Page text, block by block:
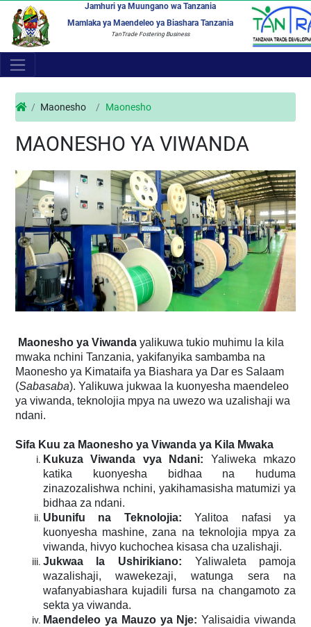
Jamhuri ya Muungano wa Tanzania
Mamlaka ya Maendeleo ya Biashara Tanzania
TanTrade Fostering Business
Maonesho Maonesho
MAONESHO YA VIWANDA
Maonesho ya Viwandayalikuwa tukio muhimu la kila
mwaka nchini Tanzania, yakifanyika sambamba na
Maonesho ya Kimataifa ya Biashara ya Dar es Salaam
(Sabasaba). Yalikuwa jukwaa la kuonyesha maendeleo
ya viwanda, teknolojia mpya na uwezo wa uzalishaji wa
ndani.
Sifa Kuu za Maonesho ya Viwanda ya Kila Mwaka
Kukuza Viwanda vya Ndani: Yaliweka mkazo
katika kuonyesha bidhaa na huduma
zinazozalishwa nchini, yakihamasisha matumizi ya
bidhaa za ndani.
Ubunifu na Teknolojia: Yalitoa nafasi ya
kuonyesha mashine, zana na teknolojia mpya za
viwanda, hivyo kuchochea kisasa cha uzalishaji.
Jukwaa la Ushirikiano: Yaliwaleta pamoja
wazalishaji, wawekezaji, watunga sera na
wafanyabiashara kujadili fursa na changamoto za
sekta ya viwanda.
Maendeleo ya Mauzo ya Nje: Yalisaidia viwanda